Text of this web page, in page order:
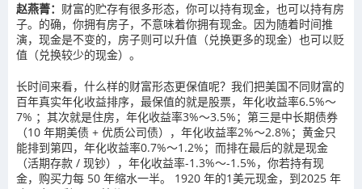
赵燕菁： 财富的贮存有很多形态，你可以持有现金，也可以持有房
子。的确，你拥有房子，不意味着你拥有现金。因为随着时间推
演，现金是不变的，房子则可以升值（兑换更多的现金）也可以贬
值（兑换较少的现金）。
长时间来看，什么样的财富形态更保值呢？我们把美国不同财富的
百年真实年化收益排序，最保值的就是股票，年化收益率6.5%～
7% ；其次就是住房，年化收益率3%～3.5%；第三是中长期债券
（10 年期美债 + 优质公司债），年化收益率2%～2.8%；黄金只
能排到第四，年化收益率0.7%～1.2%；而排在最后的就是现金
（活期存款 / 现钞），年化收益率-1.3%～-1.5%，你若持有现
金，购买力每 50 年缩水一半。 1920 年的1美元现金，到2025 年